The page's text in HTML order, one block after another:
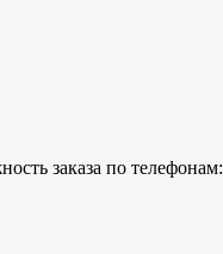
заказа по телефонам: